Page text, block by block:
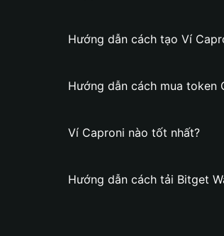
Hướng dẫn cách tạo Ví
Hướng dẫn cách mua token
Ví Caproni nào tốt nhất?
Hướng dẫn cách tải Bitget